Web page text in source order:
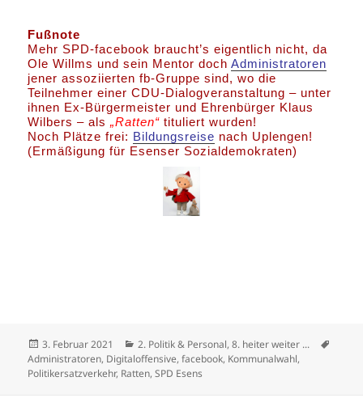
Fußnote
Mehr SPD-facebook braucht’s eigentlich nicht, da
Ole Willms und sein Mentor dochAdministratoren
jener assoziierten fb-Gruppe sind, wo die
Teilnehmer einer CDU-Dialogveranstaltung – unter
ihnen Ex-Bürgermeister und Ehrenbürger Klaus
Wilbers – als„Ratten“ tituliert wurden!
Noch Plätze frei: Bildungsreise nach Uplengen!
(Ermäßigung für Esenser Sozialdemokraten)
Veröffentlicht
am
3. Februar 2021 Kategorien
2. Politik & Personal,8. heiter weiter ...
Administratoren, Digitaloffensive,facebook, Kommunalwahl,
Politikersatzverkehr, Ratten,SPD Esens